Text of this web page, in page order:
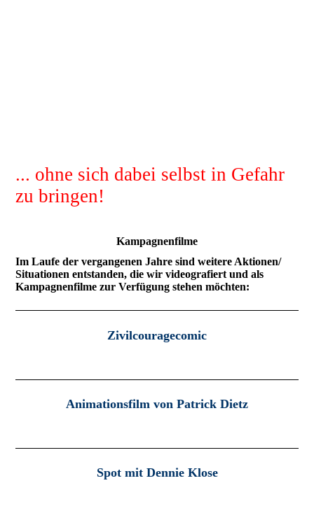
... ohne sich dabei selbst in Gefahr
zu bringen!
Kampagnenfilme
Im Laufe der vergangenen Jahre sind weitere Aktionen/
Situationen entstanden, die wir videografiert und als
Kampagnenfilme zur Verfügung stehen möchten:
Zivilcouragecomic
Animationsfilm von Patrick Dietz
Spot mit Dennie Klose